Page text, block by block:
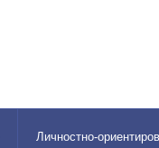
Личностно-